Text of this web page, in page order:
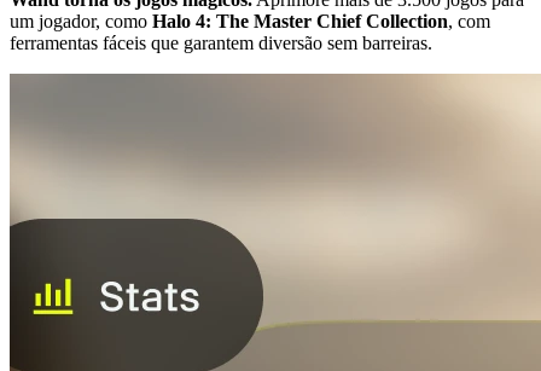
um jogador, como Halo 4: The Master Chief Collection, com
ferramentas fáceis que garantem diversão sem barreiras.